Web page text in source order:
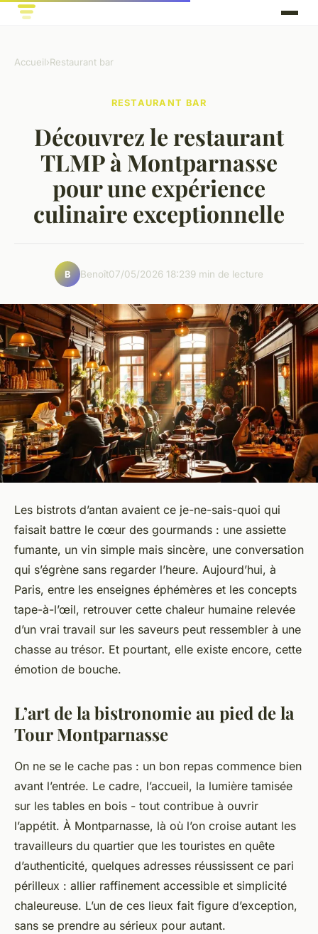
Accueil›Restaurant bar
RESTAURANT BAR
Découvrez le restaurant
TLMP à Montparnasse
pour une expérience
culinaire exceptionnelle
B Benoît07/05/2026 18:239 min de lecture
Les bistrots d’antan avaient ce je-ne-sais-quoi qui
faisait battre le cœur des gourmands : une assiette
fumante, un vin simple mais sincère, une conversation
qui s’égrène sans regarder l’heure. Aujourd’hui, à
Paris, entre les enseignes éphémères et les concepts
tape-à-l’œil, retrouver cette chaleur humaine relevée
d’un vrai travail sur les saveurs peut ressembler à une
chasse au trésor. Et pourtant, elle existe encore, cette
émotion de bouche.
L’art de la bistronomie au pied de la
Tour Montparnasse
On ne se le cache pas : un bon repas commence bien
avant l’entrée. Le cadre, l’accueil, la lumière tamisée
sur les tables en bois - tout contribue à ouvrir
l’appétit. À Montparnasse, là où l’on croise autant les
travailleurs du quartier que les touristes en quête
d’authenticité, quelques adresses réussissent ce pari
périlleux : allier raffinement accessible et simplicité
chaleureuse. L’un de ces lieux fait figure d’exception,
sans se prendre au sérieux pour autant.